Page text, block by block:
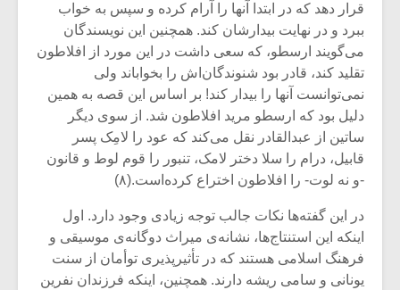
قرار دهد که در ابتدا آنها را آرام کرده و سپس به خواب
ببرد و در نهایت بیدارشان کند. همچنین این نویسندگان
می‌گویند ارسطو، که سعی داشت در این مورد از افلاطون
تقلید کند، قادر بود شنوندگان‌اش را بخواباند ولی
نمی‌توانست آنها را بیدار کند! بر اساس این قصه به همین
دلیل بود که ارسطو مرید افلاطون شد. از سوی دیگر
ساتین از عبدالقادر نقل می‌کند که عود را لامِک پسر
قابیل، درام را سلا دختر لامک، تنبور را قوم لوط و قانون
-و نه لوت- را افلاطون اختراع کرده‌است.(۸)
در این گفته‌ها نکات جالب توجه زیادی وجود دارد. اول
اینکه این استنتاج‌ها، نشانه‌ی میراث دوگانه‌ی موسیقی و
فرهنگ اسلامی هستند که در تأثیرپذیری توأمان از سنت
یونانی‌ و سامی‌ ریشه دارند. همچنین، اینکه فرزندان نفرین
یادداشتی بر موسیقی
متن فیلم «متری
شیش و نیم»
اگر نمی توانی
مشهورترین باشی،
بدنام ترین باش
موسیقی